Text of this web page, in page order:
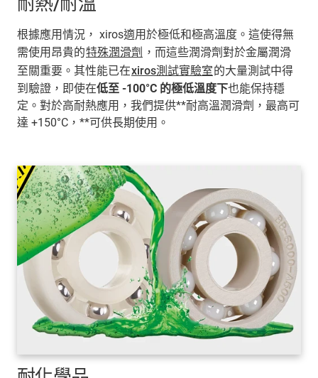
根據應用情況， xiros適用於極低和極高溫度。這使得無
需使用昂貴的特殊潤滑劑 ，而這些潤滑劑對於金屬潤滑
至關重要。其性能已在xiros測試實驗室的大量測試中得
到驗證，即使在低至 -100°C 的極低溫度下也能保持穩
定。對於高耐熱應用，我們提供**耐高溫潤滑劑，最高可
達 +150°C，**可供長期使用。